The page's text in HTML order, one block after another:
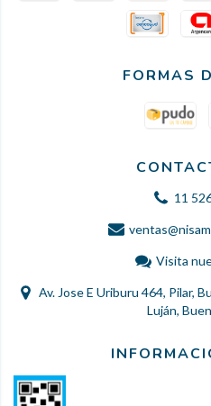
FORMAS
11
Visita
Av. Jose E Uriburu 464, Pilar,
Luján,